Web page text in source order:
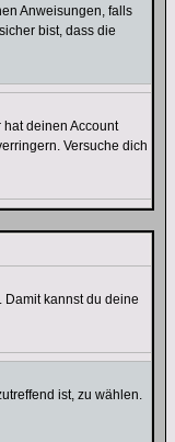
Anweisungen, falls
bist, dass die
deinen Account
Versuche dich
kannst du deine
ist, zu wählen.